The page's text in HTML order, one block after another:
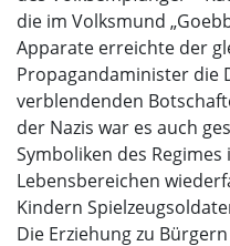
die im Volksmund
Apparate erreichte der
Propagandaminister die
verblendenden
der Nazis war es auch
Symboliken des
Lebensbereichen
Kindern
Die Erziehung zu